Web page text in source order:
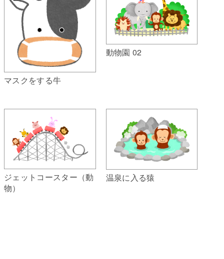
マスクをする牛
動物園 02
ジェットコースター（動
物）
温泉に入る猿